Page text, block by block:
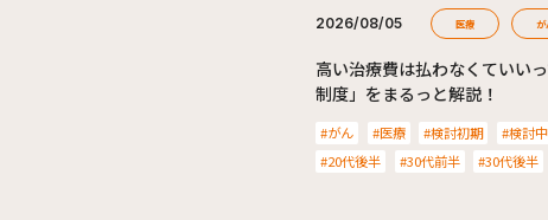
2026/08/05 医療 が
高い治療費は払わなくていい
制度」をまるっと解説！
がん 医療 検討初期 検討
20代後半
30代前半 30代後半